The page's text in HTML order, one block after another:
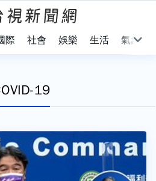
際 社會 娛樂 生活 氣象
19